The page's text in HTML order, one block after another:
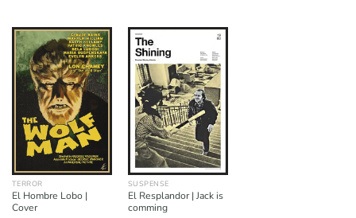
TERROR
El Hombre Lobo |
Cover
SUSPENSE
El Resplandor | Jack is
comming